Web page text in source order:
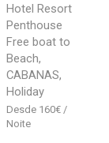
Hotel Resort
Penthouse
Free boat to
Beach,
CABANAS,
Holiday
160€